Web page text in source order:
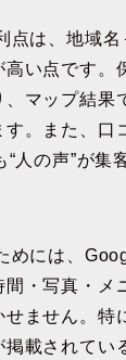
点は、地域名
い点です。
マップ結果
。また、口
人の声”が集
めには、
・写真・メ
ません。特
載されてい